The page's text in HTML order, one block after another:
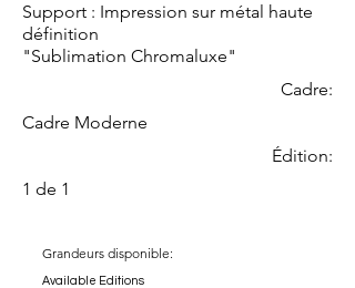
Support : Impression sur métal haute
définition
"Sublimation Chromaluxe"
Cadre:
Cadre Moderne
Édition:
1 de 1
Grandeurs disponible:
Available Editions